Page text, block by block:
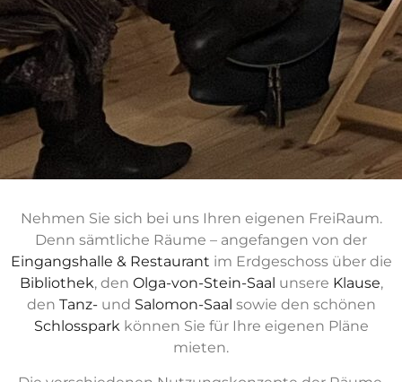
Nehmen Sie sich bei uns Ihren eigenen FreiRaum.
Denn sämtliche Räume – angefangen von der
Eingangshalle & Restaurant im Erdgeschoss über die
Bibliothek, den Olga-von-Stein-Saal unsere Klause,
den Tanz-und Salomon-Saal sowie den schönen
Schlossparkkönnen Sie für Ihre eigenen Pläne
mieten.